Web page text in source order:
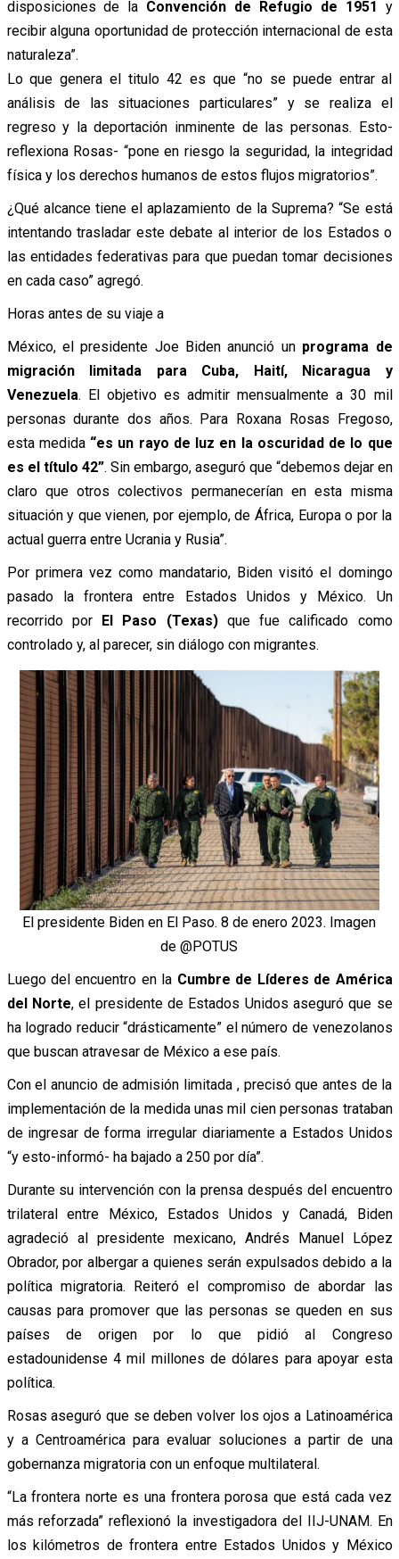
disposiciones de la Convención de Refugio de 1951 y
recibir alguna oportunidad de protección internacional de esta
naturaleza”.
Lo que genera el titulo 42 es que “no se puede entrar al
análisis de las situaciones particulares” y se realiza el
regreso y la deportación inminente de las personas. Esto-
reflexiona Rosas- “pone en riesgo la seguridad, la integridad
física y los derechos humanos de estos flujos migratorios”.
¿Qué alcance tiene el aplazamiento de la Suprema? “Se está
intentando trasladar este debate al interior de los Estados o
las entidades federativas para que puedan tomar decisiones
en cada caso” agregó.
Horas antes de su viaje a
México, el presidente Joe Biden anunció un programa de
migración limitada para Cuba, Haití, Nicaragua y
Venezuela. El objetivo es admitir mensualmente a 30 mil
personas durante dos años. Para Roxana Rosas Fregoso,
esta medida “es un rayo de luz en la oscuridad de lo que
es el título 42”. Sin embargo, aseguró que “debemos dejar en
claro que otros colectivos permanecerían en esta misma
situación y que vienen, por ejemplo, de África, Europa o por la
actual guerra entre Ucrania y Rusia”.
Por primera vez como mandatario, Biden visitó el domingo
pasado la frontera entre Estados Unidos y México. Un
recorrido porEl Paso (Texas)que fue calificado como
controlado y, al parecer, sin diálogo con migrantes.
El presidente Biden en El Paso. 8 de enero 2023. Imagen
de @POTUS
Luego del encuentro en la Cumbre de Líderes de América
del Norte, el presidente de Estados Unidos aseguró que se
ha logrado reducir “drásticamente” el número de venezolanos
que buscan atravesar de México a ese país.
Con el anuncio de admisión limitada , precisó que antes de la
implementación de la medida unas mil cien personas trataban
de ingresar de forma irregular diariamente a Estados Unidos
“y esto-informó- ha bajado a 250 por día”.
Durante su intervención con la prensa después del encuentro
trilateral entre México, Estados Unidos y Canadá, Biden
agradeció al presidente mexicano, Andrés Manuel López
Obrador, por albergar a quienes serán expulsados debido a la
política migratoria. Reiteró el compromiso de abordar las
causas para promover que las personas se queden en sus
países de origen por lo que pidió al Congreso
estadounidense 4 mil millones de dólares para apoyar esta
política.
Rosas aseguró que se deben volver los ojos a Latinoamérica
y a Centroamérica para evaluar soluciones a partir de una
gobernanza migratoria con un enfoque multilateral.
“La frontera norte es una frontera porosa que está cada vez
más reforzada” reflexionó la investigadora del IIJ-UNAM. En
los kilómetros de frontera entre Estados Unidos y México